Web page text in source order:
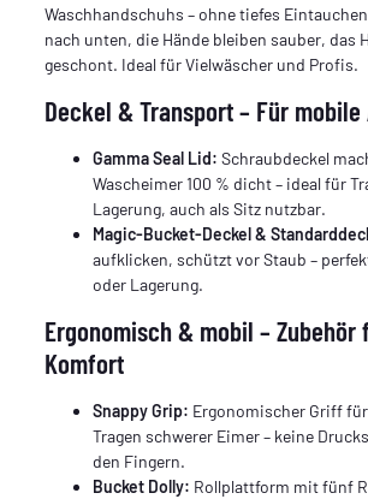
Waschhandschuhs – ohne tiefes
nach unten, die Hände bleiben sauber, das
geschont. Ideal für Vielwäscher und Profis.
Deckel & Transport – Für
Gamma Seal Lid: Schraubdeckel
Wascheimer 100 % dicht – ideal für
Lagerung, auch als Sitz nutzbar.
Magic-Bucket-Deckel &
aufklicken, schützt vor Staub –
oder Lagerung.
Ergonomisch & mobil – Zubehör
Komfort
Snappy Grip: Ergonomischer Griff
Tragen schwerer Eimer – keine
den Fingern.
Bucket Dolly: Rollplattform mit fünf